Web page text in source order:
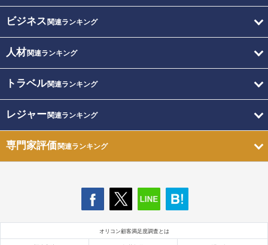
ビジネス 関連ランキング
人材関連ランキング
トラベル関連ランキング
レジャー関連ランキング
専門家評価関連ランキング
オリコン顧客満足度調査とは